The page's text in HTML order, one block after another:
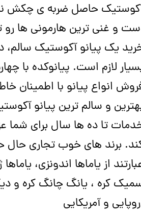
حاصل ضربه ی چکش
و غنی ترین هارمونی ها رو
یک پیانو آکوستیک
لازم است. پیانوکده با
انواع پیانو با اطمینان
و سالم ترین پیانو
تا ده ها سال برای شما
برند های خوب تجاری حال
از یاماها اندونزی،
کره ، یانگ چانگ کره و
و آمریکایی